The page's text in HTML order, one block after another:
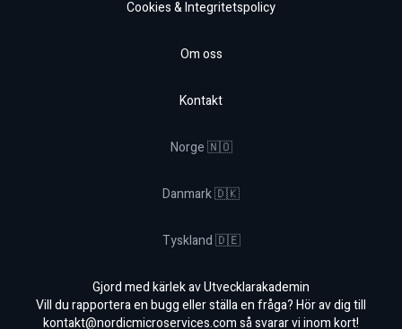
Cookies & Integritetspolicy
Om oss
Kontakt
Norge 🇳🇴
Danmark 🇩🇰
Tyskland 🇩🇪
Gjord med kärlek av Utvecklarakademin
Vill du rapportera en bugg eller ställa en fråga? Hör av dig till
kontakt@nordicmicroservices.comså svarar vi inom kort!